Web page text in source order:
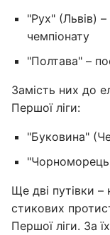
"Рух" (Львів)
чемпіонату
"Полтава" –
Замість них до
Першої ліги:
"Буковина"
Ще дві путівки
стикових
Першої ліги. За